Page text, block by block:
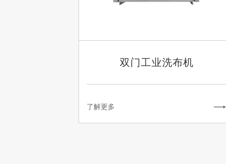
工业烫平机
双门工业洗布机
了解更多